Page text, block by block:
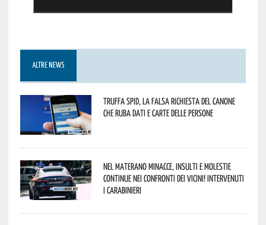
ALTRE NEWS
Truffa Spid, la falsa richiesta del canone
che ruba dati e carte delle persone
Nel materano minacce, insulti e molestie
continue nei confronti dei vicini! Intervenuti
i Carabinieri